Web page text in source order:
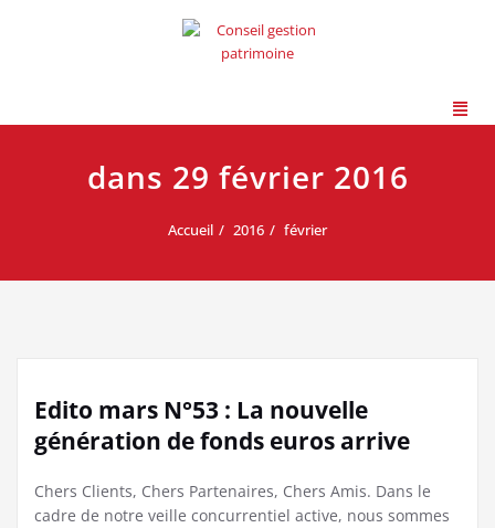
dans 29 février 2016
Accueil 2016 février
Edito mars N°53 : La nouvelle
génération de fonds euros arrive
Chers Clients, Chers Partenaires, Chers Amis. Dans le
cadre de notre veille concurrentiel active, nous sommes